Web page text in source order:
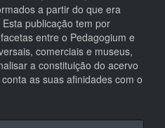
a partir do que era
publicação tem por
entre o Pedagogium e
comerciais e museus,
a constituição do acervo
as suas afinidades com o